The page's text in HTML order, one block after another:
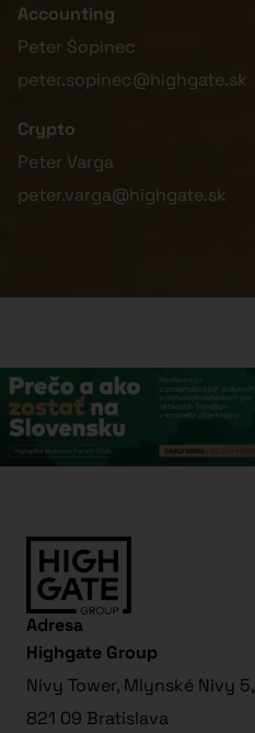
Accounting
Peter Šopinec
peter.sopinec@highgate.sk
Crypto
Peter Varga
peter.varga@highgate.sk
Adresa
Highgate Group
Nivy Tower, Mlynské Nivy 5,
821 09 Bratislava